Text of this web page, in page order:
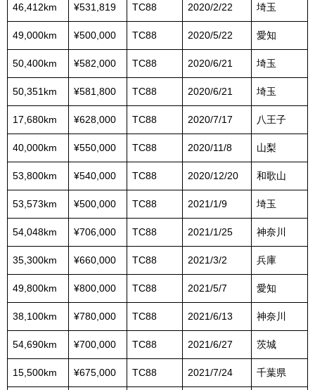
46,412km ¥531,819 TC88 2020/2/22 埼玉
49,000km ¥500,000 TC88 2020/5/22 愛知
50,400km ¥582,000 TC88 2020/6/21 埼玉
50,351km ¥581,800 TC88 2020/6/21 埼玉
17,680km ¥628,000 TC88 2020/7/17 八王子
40,000km ¥550,000 TC88 2020/11/8 山梨
53,800km ¥540,000 TC88 2020/12/20 和歌山
53,573km ¥500,000 TC88 2021/1/9 埼玉
54,048km ¥706,000 TC88 2021/1/25 神奈川
35,300km ¥660,000 TC88 2021/3/2 兵庫
49,800km ¥800,000 TC88 2021/5/7 愛知
38,100km ¥780,000 TC88 2021/6/13 神奈川
54,690km ¥700,000 TC88 2021/6/27 茨城
15,500km ¥675,000 TC88 2021/7/24 千葉県